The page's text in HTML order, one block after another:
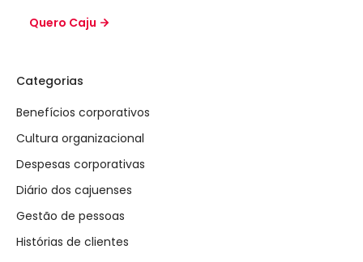
Quero Caju
Categorias
Benefícios corporativos
Cultura organizacional
Despesas corporativas
Diário dos cajuenses
Gestão de pessoas
Histórias de clientes